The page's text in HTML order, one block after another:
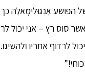
אַנְגוּלִימָאלַה
סוס רץ – אני יכול
לרדוף אחריו